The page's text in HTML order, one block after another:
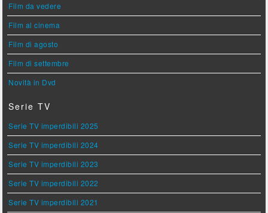
Film da vedere
Film al cinema
Film di agosto
Film di settembre
Novità in Dvd
Serie TV
Serie TV imperdibili 2025
Serie TV imperdibili 2024
Serie TV imperdibili 2023
Serie TV imperdibili 2022
Serie TV imperdibili 2021